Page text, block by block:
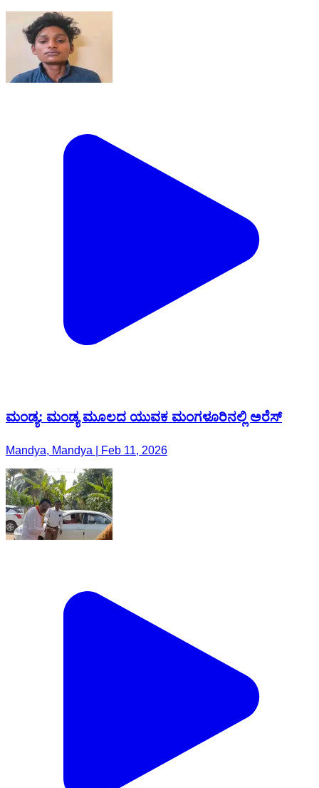
ಮಂಡ್ಯ: ಮಂಡ್ಯ ಮೂಲದ ಯುವಕ ಮಂಗಳೂರಿನಲ್ಲಿ ಅರೆಸ್
Mandya, Mandya | Feb 11, 2026